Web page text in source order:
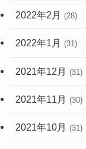
2022年2月 (28)
2022年1月 (31)
2021年12月 (31)
2021年11月 (30)
2021年10月 (31)